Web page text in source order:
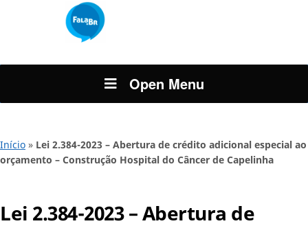
Open Menu
Início » Lei 2.384-2023 – Abertura de crédito adicional especial ao
orçamento – Construção Hospital do Câncer de Capelinha
Lei 2.384-2023 – Abertura de